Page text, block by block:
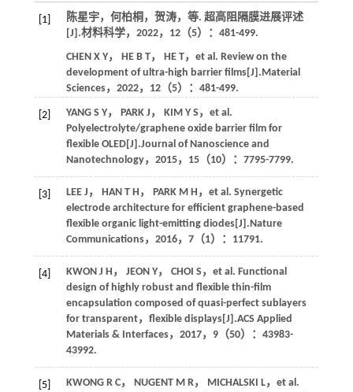
[1] 陈星宇，何柏桐，贺涛， 等. 超高阻隔膜进展评述
[J].材料科学， 2022， 12（5）：481-499.
CHEN X Y， HE B T， HE T， et al. Review on the
development of ultra-high barrier films[J].Material
Sciences， 2022， 12（5）：481-499.
[2] YANG S Y， PARK J ， KIM Y S ， et al.
Polyelectrolyte/graphene oxide barrier film for
flexible OLED[J].Journal of Nanoscience and
Nanotechnology， 2015， 15（10）：7795-7799.
[3] LEE J ， HAN T H ， PARK M H ， et al. Synergetic
electrode architecture for efficient graphene-based
flexible organic light-emitting diodes[J].Nature
Communications， 2016， 7（1）：11791.
[4] KWON J H ， JEON Y， CHOI S ， et al. Functional
design of highly robust and flexible thin-film
encapsulation composed of quasi-perfect sublayers
for transparent，flexible displays[J].ACS Applied
Materials & Interfaces， 2017， 9（50）：43983-
43992.
[5] KWONG R C， NUGENT M R， MICHALSKI L， et al.